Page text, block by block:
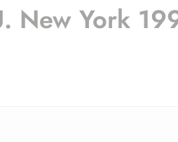
New York